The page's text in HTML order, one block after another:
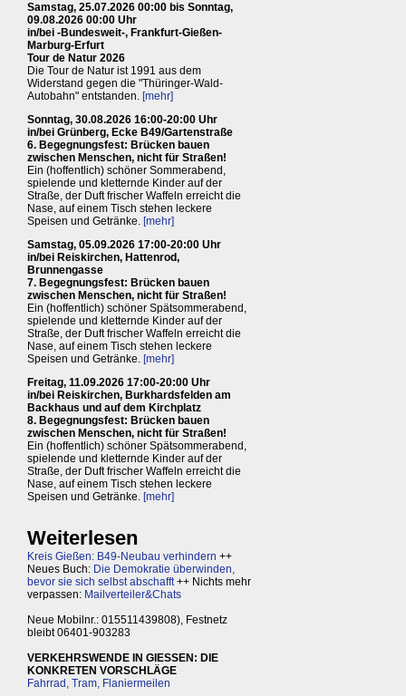
Samstag, 25.07.2026 00:00 bis Sonntag,
09.08.2026 00:00 Uhr
in/bei -Bundesweit-, Frankfurt-Gießen-
Marburg-Erfurt
Tour de Natur 2026
Die Tour de Natur ist 1991 aus dem
Widerstand gegen die "Thüringer-Wald-
Autobahn" entstanden. [mehr]
Sonntag, 30.08.2026 16:00-20:00 Uhr
in/bei Grünberg, Ecke B49/Gartenstraße
6. Begegnungsfest: Brücken bauen
zwischen Menschen, nicht für Straßen!
Ein (hoffentlich) schöner Sommerabend,
spielende und kletternde Kinder auf der
Straße, der Duft frischer Waffeln erreicht die
Nase, auf einem Tisch stehen leckere
Speisen und Getränke. [mehr]
Samstag, 05.09.2026 17:00-20:00 Uhr
in/bei Reiskirchen, Hattenrod,
Brunnengasse
7. Begegnungsfest: Brücken bauen
zwischen Menschen, nicht für Straßen!
Ein (hoffentlich) schöner Spätsommerabend,
spielende und kletternde Kinder auf der
Straße, der Duft frischer Waffeln erreicht die
Nase, auf einem Tisch stehen leckere
Speisen und Getränke. [mehr]
Freitag, 11.09.2026 17:00-20:00 Uhr
in/bei Reiskirchen, Burkhardsfelden am
Backhaus und auf dem Kirchplatz
8. Begegnungsfest: Brücken bauen
zwischen Menschen, nicht für Straßen!
Ein (hoffentlich) schöner Spätsommerabend,
spielende und kletternde Kinder auf der
Straße, der Duft frischer Waffeln erreicht die
Nase, auf einem Tisch stehen leckere
Speisen und Getränke. [mehr]
Weiterlesen
Kreis Gießen: B49-Neubau verhindern ++
Neues Buch: Die Demokratie überwinden,
bevor sie sich selbst abschafft++ Nichts mehr
verpassen: Mailverteiler&Chats
Neue Mobilnr.: 015511439808), Festnetz
bleibt 06401-903283
VERKEHRSWENDE IN GIESSEN: DIE
KONKRETEN VORSCHLÄGE
Fahrrad, Tram, Flaniermeilen